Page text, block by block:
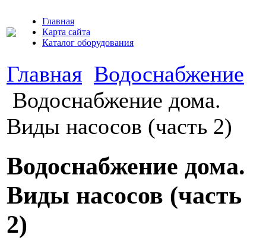
Главная
Карта сайта
Каталог оборудования
Главная Водоснабжение
Водоснабжение дома.
Виды насосов (часть 2)
Водоснабжение дома.
Виды насосов (часть
2)